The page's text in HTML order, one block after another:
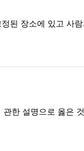
이동
주택단지 도로의 유형 중 쿨데삭(Cul-de-Sac)형에 관한 설명으로